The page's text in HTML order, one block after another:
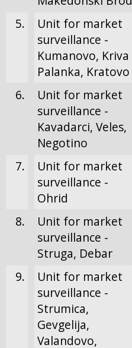
5.
Unit for market
surveillance -
Kumanovo, Kriva
Palanka, Kratovo
6.
Unit for market
surveillance -
Kavadarci, Veles,
Negotino
7.
Unit for market
surveillance -
Ohrid
8.
Unit for market
surveillance -
Struga, Debar
9.
Unit for market
surveillance -
Strumica,
Gevgelija,
Valandovo,